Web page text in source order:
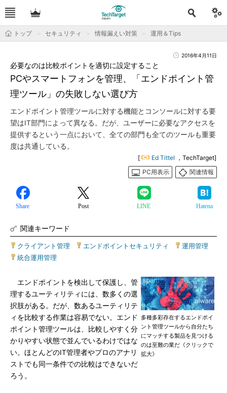
トップ セキュリティ 情報漏えい対策 運用＆Tips
2016年4月11日
PCやスマートフォンを管理、「エンドポイント管
理ツール」の失敗しない選び方
必要なのは比較ポイントを適切に設定すること
エンドポイント管理ツールに対する機能とコンソールに対する要
望はIT部門によって異なる。だが、ユーザーに必要なアクセスを
提供するという一点において、全ての部門も全てのツールも重要
度は共通している。
[ Ed Tittel ，TechTarget]
PC用表示
関連情報
Share Post LINE Hatena
関連キーワード
クライアント管理 エンドポイントセキュリティ 運用管理
統合運用管理
多種多彩存在するエンドポイ
ント管理ツールから自分たち
にマッチする製品を見つける
のは至難の業だ《クリックで
拡大》
エンドポイントを検出して保護し、管
理するユーティリティには、数多くの選
択肢がある。だが、数あるユーティリテ
ィを比較する作業は容易でない。エンド
ポイント管理ツールは、比較しやすく分
かりやすい状態で並んでいるわけではな
い。ほとんどのIT管理者やプロのアナリ
ストでも同一条件での比較はできないだ
ろう。